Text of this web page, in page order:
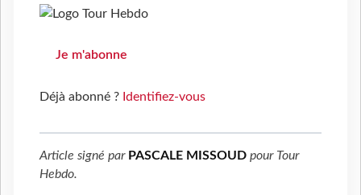
Je m'abonne
Déjà abonné ? Identifiez-vous
Article signé par PASCALE MISSOUD pour Tour
Hebdo.